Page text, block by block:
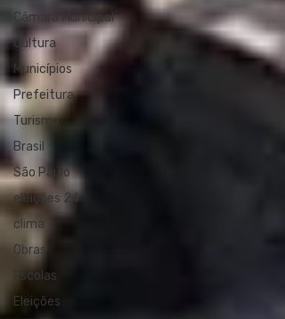
Câmara Municipal
Cultura
Municípios
Prefeitura
Turismo
Brasil
São Paulo
eleições 24
clima
Obras
Escolas
Eleições